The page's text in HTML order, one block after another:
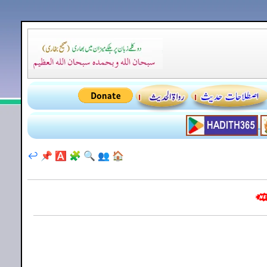
🏠
👥
🔍
🧩
🅰️
📌
↩️